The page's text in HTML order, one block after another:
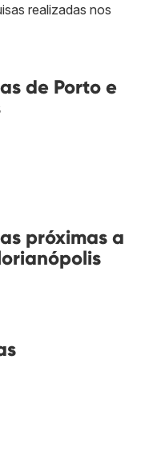
realizadas nos
de Porto e
próximas a